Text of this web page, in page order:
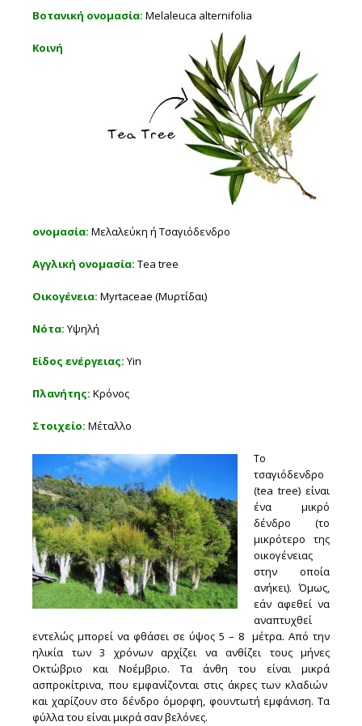
Βοτανική ονομασία: Melaleuca alternifolia
Κοινή
ονομασία: Μελαλεύκη ή Τσαγιόδενδρο
Αγγλική ονομασία: Tea tree
Οικογένεια: Myrtaceae (Μυρτίδαι)
Νότα: Υψηλή
Είδος ενέργειας: Yin
Πλανήτης: Κρόνος
Στοιχείο: Μέταλλο
Το
τσαγιόδενδρο
(tea tree) είναι
ένα μικρό
δένδρο (το
μικρότερο της
οικογένειας
στην οποία
ανήκει). Όμως,
εάν αφεθεί να
αναπτυχθεί
εντελώς μπορεί να φθάσει σε ύψος 5 – 8 μέτρα. Από την
ηλικία των 3 χρόνων αρχίζει να ανθίζει τους μήνες
Οκτώβριο και Νοέμβριο. Τα άνθη του είναι μικρά
ασπροκίτρινα, που εμφανίζονται στις άκρες των κλαδιών
και χαρίζουν στο δένδρο όμορφη, φουντωτή εμφάνιση. Τα
φύλλα του είναι μικρά σαν βελόνες.